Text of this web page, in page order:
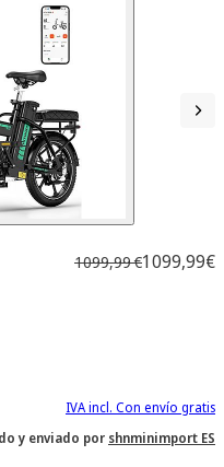
1099,99 €1099,99€
IVA incl. Con envío gratis
y enviado por shnminimport ES